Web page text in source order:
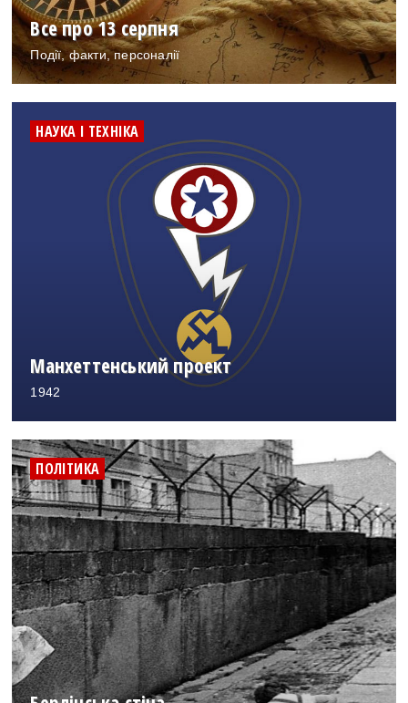
Все про 13 серпня
Події, факти, персоналії
НАУКА І ТЕХНІКА
Манхеттенський проект
1942
ПОЛІТИКА